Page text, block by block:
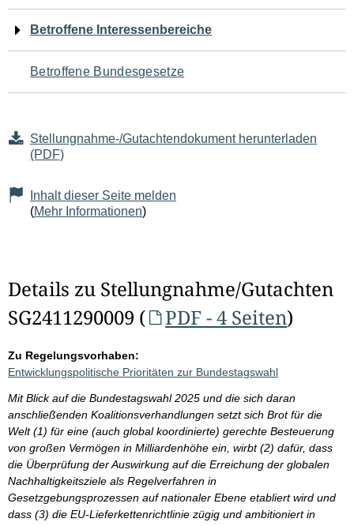
für
den
Seiteninhalt
Betroffene Interessenbereiche
Betroffene Bundesgesetze
Stellungnahme-/Gutachtendokument herunterladen
(PDF)
Inhalt dieser Seite melden
(Mehr Informationen)
Details zu Stellungnahme/Gutachten
SG2411290009 (
PDF - 4 Seiten)
Zu Regelungsvorhaben:
Entwicklungspolitische Prioritäten zur Bundestagswahl
Mit Blick auf die Bundestagswahl 2025 und die sich daran
anschließenden Koalitionsverhandlungen setzt sich Brot für die
Welt (1) für eine (auch global koordinierte) gerechte Besteuerung
von großen Vermögen in Milliardenhöhe ein, wirbt (2) dafür, dass
die Überprüfung der Auswirkung auf die Erreichung der globalen
Nachhaltigkeitsziele als Regelverfahren in
Gesetzgebungsprozessen auf nationaler Ebene etabliert wird und
dass (3) die EU-Lieferkettenrichtlinie zügig und ambitioniert in